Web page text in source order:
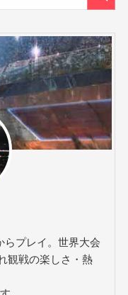
らプレイ。世界大会
観戦の楽しさ・熱